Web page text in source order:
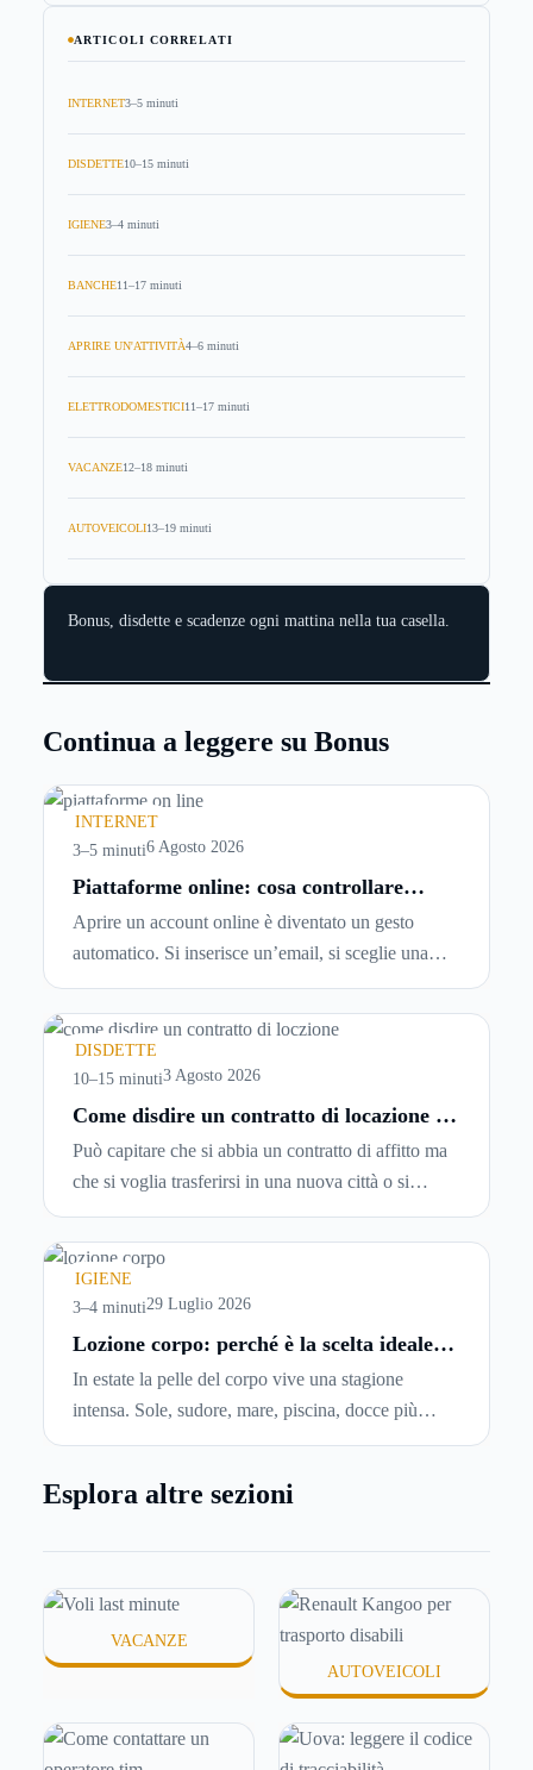
ARTICOLI CORRELATI
INTERNET3–5 minuti
DISDETTE10–15 minuti
IGIENE3–4 minuti
BANCHE11–17 minuti
APRIRE UN'ATTIVITÀ4–6 minuti
ELETTRODOMESTICI11–17 minuti
VACANZE12–18 minuti
AUTOVEICOLI13–19 minuti
Bonus, disdette e scadenze ogni mattina nella tua casella.
Continua a leggere su Bonus
INTERNET
3–5 minuti6 Agosto 2026
Piattaforme online: cosa controllare
prima di iscriversi e usare servizi in
tempo reale
Aprire un account online è diventato un gesto
automatico. Si inserisce un’email, si sceglie una
password, si accetta una serie di condizioni senza
leggerle davvero. Tutto avviene in pochi minuti,
spesso senza che ci si fermi a capire dove si sta
entrando.
DISDETTE
10–15 minuti3 Agosto 2026
Come disdire un contratto di locazione in
modo corretto ed efficace
Può capitare che si abbia un contratto di affitto ma
che si voglia trasferirsi in una nuova città o si
abbiano problemi a pagare il canone, per cui si
comincia a cercare un’altra abitazione: è legittimo
chiedersi se è possibile
locazioneprima che scada. In questa guida
capiremo come inviare la disdetta per un contratto
IGIENE
3–4 minuti29 Luglio 2026
Lozione corpo: perché è la scelta ideale
In estate la pelle del corpo vive una stagione
intensa. Sole, sudore, mare, piscina, docce più
frequenti e aria condizionata possono renderla
meno confortevole. Eppure, proprio nei mesi caldi,
o difficili da assorbire.
Esplora altre sezioni
VACANZE
AUTOVEICOLI